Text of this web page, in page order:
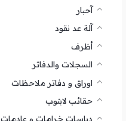
آحبار
آلة عد نقود
أظرف
السجلات والدفاتر
اوراق و دفاتر ملاحظات
حقائب لابتوب
دباسات خرامات و عادمات